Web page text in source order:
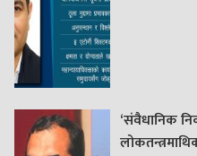
‘संवैधानिक